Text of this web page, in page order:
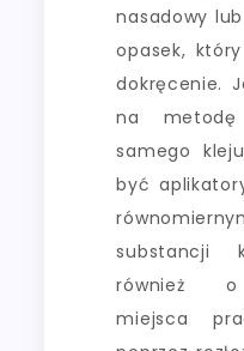
nasadowy
opasek,
dokręcenie.
na metodę
samego
być
substancji
również o
miejsca